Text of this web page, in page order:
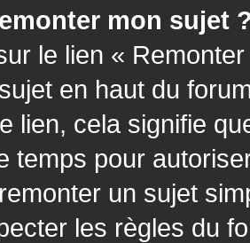
mon sujet
le lien «
en haut du
lien, cela signifie
temps pour
un sujet
les règles du